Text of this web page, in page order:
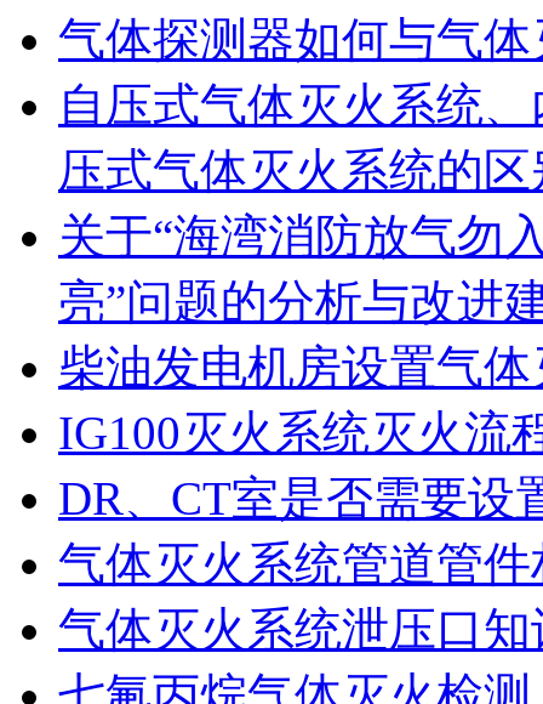
气体探测器如何与气
自压式气体灭火系统
压式气体灭火系统的
关于“海湾消防放气勿
亮”问题的分析与改进
柴油发电机房设置气
IG100灭火系统灭火流
DR、CT室是否需要设
气体灭火系统管道管
气体灭火系统泄压口